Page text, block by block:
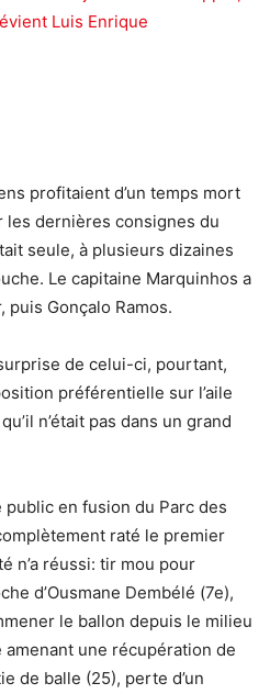
Luis Enrique
profitaient d’un temps mort
dernières consignes du
seule, à plusieurs dizaines
Le capitaine Marquinhos a
Gonçalo Ramos.
de celui-ci, pourtant,
préférentielle sur l’aile
n’était pas dans un grand
public en fusion du Parc des
raté le premier
n’a réussi: tir mou pour
d’Ousmane Dembélé (7e),
le ballon depuis le milieu
une récupération de
de balle (25), perte d’un